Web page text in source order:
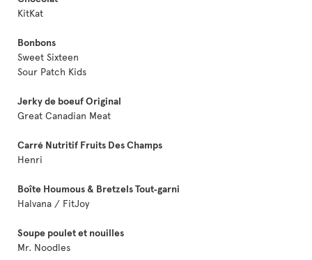
KitKat
Bonbons
Sweet Sixteen
Sour Patch Kids
Jerky de boeuf Original
Great Canadian Meat
Carré Nutritif Fruits Des Champs
Henri
Boîte Houmous & Bretzels Tout‑garni
Halvana / FitJoy
Soupe poulet et nouilles
Mr. Noodles